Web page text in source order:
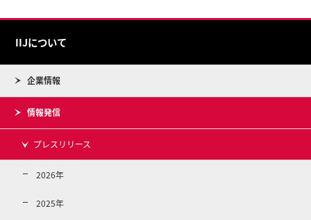
IIJについて
企業情報
情報発信
プレスリリース
2026年
2025年